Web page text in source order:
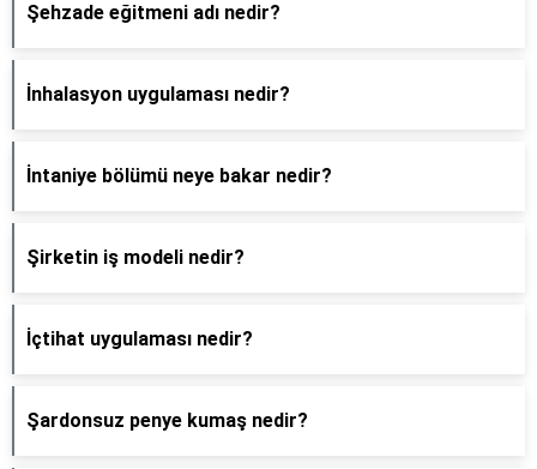
Şehzade eğitmeni adı nedir?
İnhalasyon uygulaması nedir?
İntaniye bölümü neye bakar nedir?
Şirketin iş modeli nedir?
İçtihat uygulaması nedir?
Şardonsuz penye kumaş nedir?